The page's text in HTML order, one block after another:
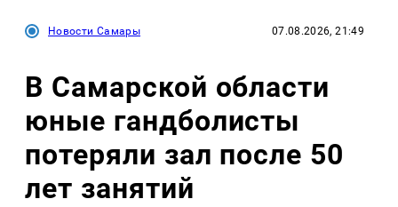
Новости Самары 07.08.2026, 21:49
В Самарской области
юные гандболисты
потеряли зал после 50
лет занятий